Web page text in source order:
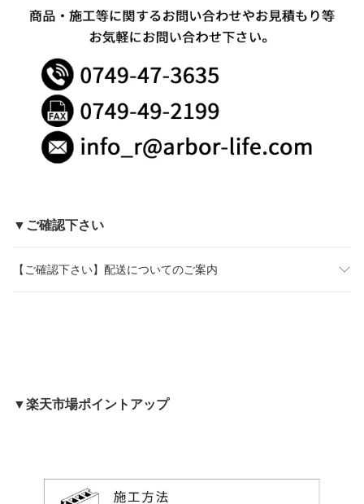
▼ご確認下さい
【ご確認下さい】配送についてのご案内
▼楽天市場ポイントアップ